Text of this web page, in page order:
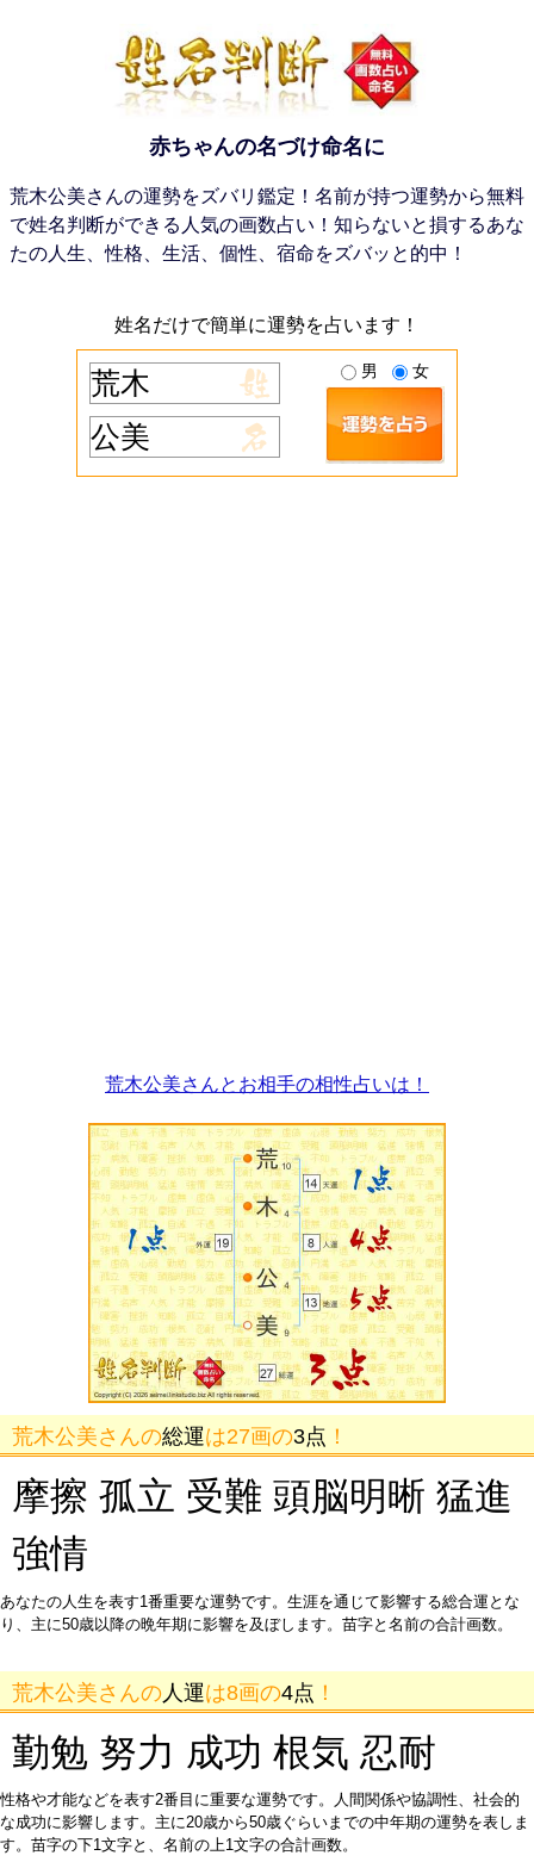
赤ちゃんの名づけ命名に
荒木公美さんの運勢をズバリ鑑定！名前が持つ運勢から無料
で姓名判断ができる人気の画数占い！知らないと損するあな
たの人生、性格、生活、個性、宿命をズバッと的中！
姓名だけで簡単に運勢を占います！
男 女
荒木公美さんとお相手の相性占いは！
荒木公美さんの総運は27画の3点 ！
摩擦 孤立 受難 頭脳明晰 猛進
強情
あなたの人生を表す1番重要な運勢です。生涯を通じて影響する総合運とな
り、主に50歳以降の晩年期に影響を及ぼします。苗字と名前の合計画数。
荒木公美さんの 人運は8画の4点 ！
勤勉 努力 成功 根気 忍耐
性格や才能などを表す2番目に重要な運勢です。人間関係や協調性、社会的
な成功に影響します。主に20歳から50歳ぐらいまでの中年期の運勢を表しま
す。苗字の下1文字と、名前の上1文字の合計画数。